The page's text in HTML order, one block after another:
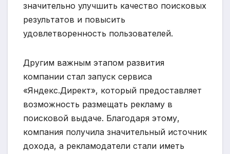
значительно улучшить качество поисковых
результатов и повысить
удовлетворенность пользователей.
Другим важным этапом развития
компании стал запуск сервиса
«Яндекс.Директ», который предоставляет
возможность размещать рекламу в
поисковой выдаче. Благодаря этому,
компания получила значительный источник
дохода, а рекламодатели стали иметь